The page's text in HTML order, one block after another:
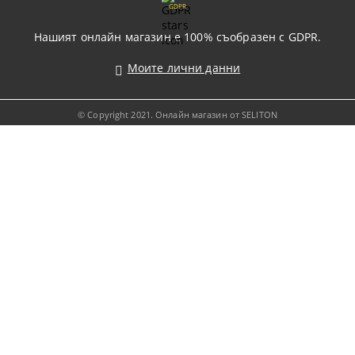
GDPR
Нашият онлайн магазин е 100% съобразен с GDPR.
Моите лични данни
© Copyright 2021. Онлайн магазин от SELITON